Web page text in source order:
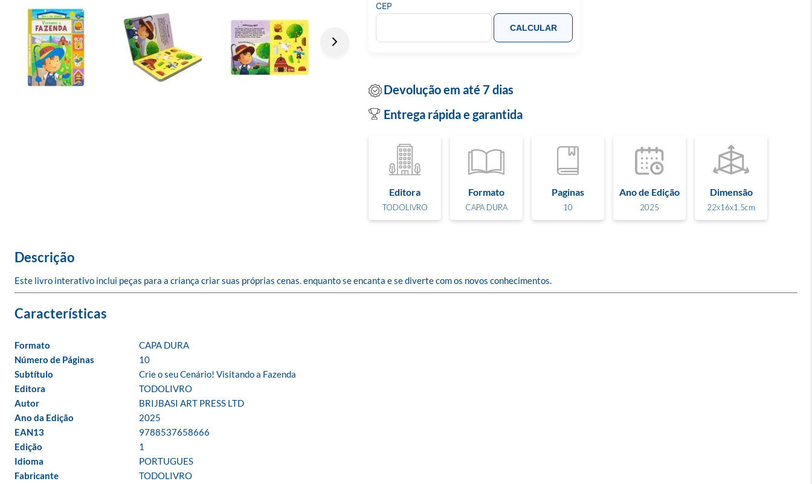
CEP
CALCULAR
Devolução em até 7 dias
Entrega rápida e garantida
Editora
TODOLIVRO
Formato
CAPA DURA
Paginas
10
Ano de Edição
2025
Dimensão
22x16x1.5cm
Descrição
Este livro interativo inclui peças para a criança criar suas próprias cenas. enquanto se encanta e se diverte com os novos conhecimentos.
Formato
CAPA DURA
Número de Páginas
10
Subtítulo
Crie o seu Cenário! Visitando a Fazenda
Editora
TODOLIVRO
Autor
BRIJBASI ART PRESS LTD
Ano da Edição
2025
EAN13
9788537658666
Edição
1
Idioma
PORTUGUES
Fabricante
TODOLIVRO